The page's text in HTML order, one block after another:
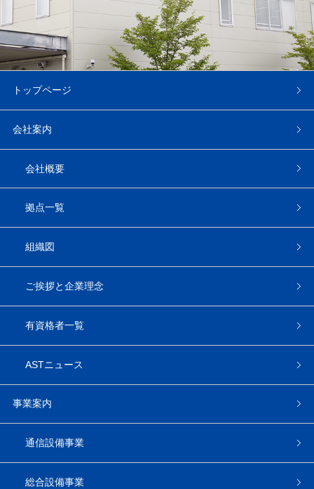
トップページ
会社案内
会社概要
拠点一覧
組織図
ご挨拶と企業理念
有資格者一覧
ASTニュース
事業案内
通信設備事業
総合設備事業